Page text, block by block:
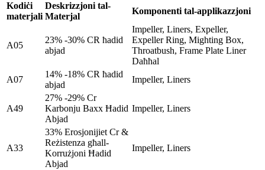
Kodiċi
materjali
Deskrizzjoni tal-
Materjal
Komponenti tal-applikazzjoni
A05
23% -30% CR ħadid
abjad
Impeller, Liners, Expeller,
Expeller Ring, Mighting Box,
Throatbush, Frame Plate Liner
Daħħal
A07
14% -18% CR ħadid
abjad
Impeller, Liners
A49
27% -29% Cr
Karbonju Baxx Ħadid
Abjad
Impeller, Liners
A33
33% Erosjonijiet Cr &
Reżistenza għall-
Korrużjoni Ħadid
Abjad
Impeller, Liners